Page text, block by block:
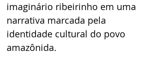
imaginário ribeirinho em uma
narrativa marcada pela
identidade cultural do povo
amazônida.